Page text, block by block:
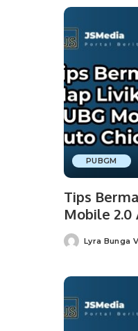
PUBGM
Tips
Mobile 2.0
PostedLyra Bunga